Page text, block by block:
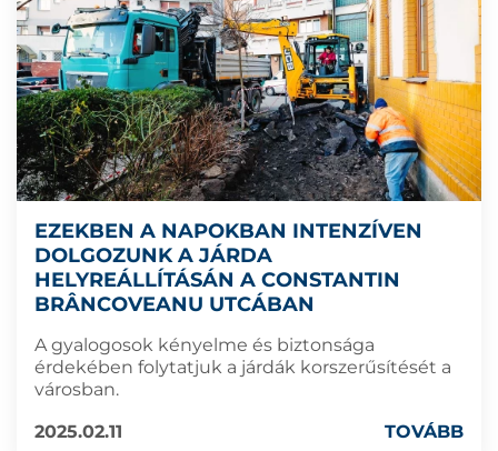
EZEKBEN A NAPOKBAN INTENZÍVEN
DOLGOZUNK A JÁRDA
HELYREÁLLÍTÁSÁN A CONSTANTIN
BRÂNCOVEANU UTCÁBAN
A gyalogosok kényelme és biztonsága
érdekében folytatjuk a járdák korszerűsítését a
városban.
2025.02.11
TOVÁBB